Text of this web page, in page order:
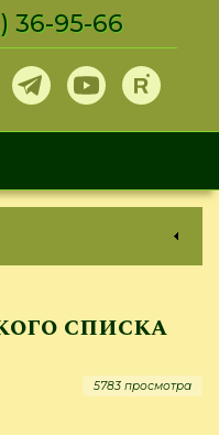
36-95-66
списка
5783 просмотра